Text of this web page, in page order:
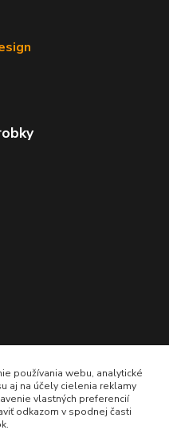
používania webu, analytické
aj na účely cielenia reklamy
vlastných preferencií
odkazom v spodnej časti